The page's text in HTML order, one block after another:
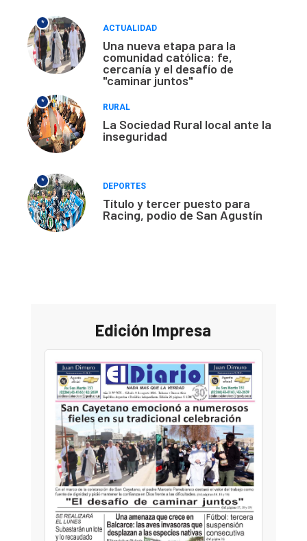
*
ACTUALIDAD
Una nueva etapa para la
comunidad católica: fe,
cercanía y el desafío de
"caminar juntos"
*
RURAL
La Sociedad Rural local ante la
inseguridad
*
DEPORTES
Título y tercer puesto para
Racing, podio de San Agustín
Edición Impresa